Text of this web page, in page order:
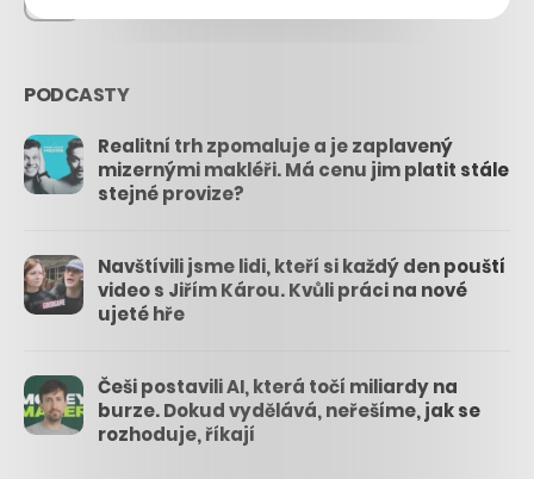
PODCASTY
Realitní trh zpomaluje a je zaplavený
mizernými makléři. Má cenu jim platit stále
stejné provize?
Navštívili jsme lidi, kteří si každý den pouští
video s Jiřím Károu. Kvůli práci na nové
ujeté hře
Češi postavili AI, která točí miliardy na
burze. Dokud vydělává, neřešíme, jak se
rozhoduje, říkají